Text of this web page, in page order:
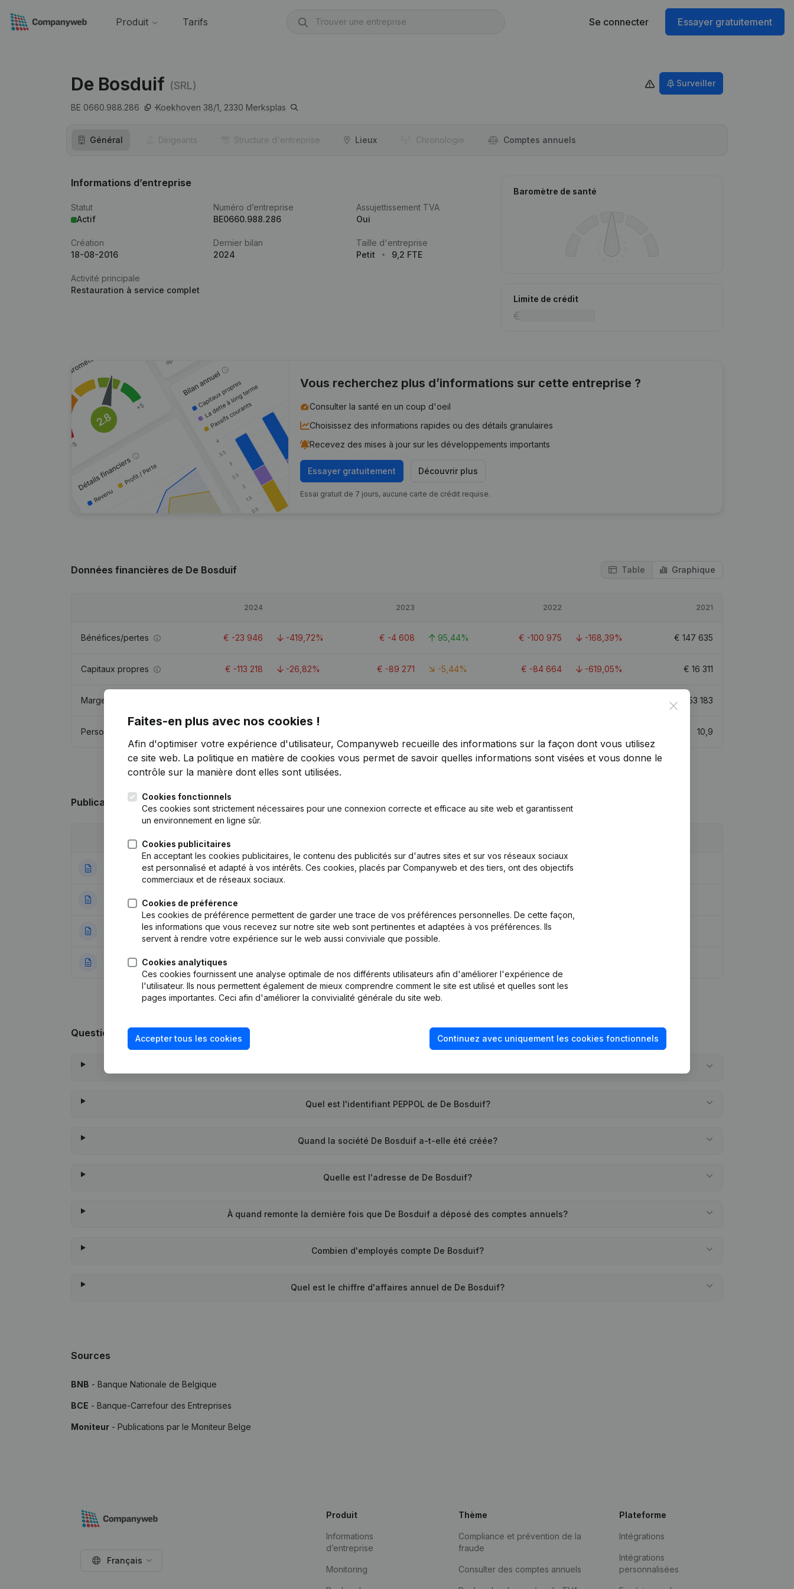
Produit Tarifs Se connecter Essayer gratuitement
De Bosduif (SRL)
BE 0660.988.286 Koekhoven 38/1, 2330 Merksplas
Surveiller
Général Dirigeants Structure d'entreprise Lieux Chronologie Comptes annuels
Informations d’entreprise
Statut
Actif
Numéro d’entreprise
BE0660.988.286
Assujettissement TVA
Oui
Création
18-08-2016
Dernier bilan
2024
Taille d'entreprise
Petit
9,2 FTE
Activité principale
Restauration à service complet
Baromètre de santé
Limite de crédit
Vous recherchez plus d’informations sur cette entreprise ?
Consulter la santé en un coup d'oeil
Choisissez des informations rapides ou des détails granulaires
Recevez des mises à jour sur les développements importants
Essayer gratuitement Découvrir plus
Essai gratuit de 7 jours, aucune carte de crédit requise.
Données financières de De Bosduif Table Graphique
2024 2023 2022 2021
Bénéfices/pertes € -23 946 -419,72% € -4 608 95,44% € -100 975 -168,39% € 147 635
Capitaux propres € -113 218 -26,82% € -89 271 -5,44% € -84 664 -619,05% € 16 311
Marge brute € 653 183
Personnel 10,9
Publicationsde De Bosduif
Publication
07-11-2023 Statuts (Traduction, Coordination, Autres Modifications, …) - Modification Forme Juridique - Demissions - Nominations
16-02-2022 Demissions - Nominations
19-06-2018 Appellation - Siège Social - But - Demissions - Nominations - Assemblée générale - Année comptable
22-08-2016 Rubrique Constitution (Nouvelle Personne Morale, Ouverture Succursale, etc...)
Questions fréquemment posées
Quel est l'identifiant PEPPOL de De Bosduif?
Quand la société De Bosduif a-t-elle été créée?
Quelle est l'adresse de De Bosduif?
À quand remonte la dernière fois que De Bosduif a déposé des comptes annuels?
Combien d'employés compte De Bosduif?
Quel est le chiffre d'affaires annuel de De Bosduif?
Sources
BNB - Banque Nationale de Belgique
BCE - Banque-Carrefour des Entreprises
Moniteur - Publications par le Moniteur Belge
Close
Faites-en plus avec nos cookies !
Afin d'optimiser votre expérience d'utilisateur, Companyweb recueille des informations sur la façon dont vous utilisez
ce site web. La politique en matière de cookies vous permet de savoir quelles informations sont visées et vous donne le
contrôle sur la manière dont elles sont utilisées.
Cookies fonctionnels
Ces cookies sont strictement nécessaires pour une connexion correcte et efficace au site web et garantissent
un environnement en ligne sûr.
Cookies publicitaires
En acceptant les cookies publicitaires, le contenu des publicités sur d'autres sites et sur vos réseaux sociaux
est personnalisé et adapté à vos intérêts. Ces cookies, placés par Companyweb et des tiers, ont des objectifs
commerciaux et de réseaux sociaux.
Cookies de préférence
Les cookies de préférence permettent de garder une trace de vos préférences personnelles. De cette façon,
les informations que vous recevez sur notre site web sont pertinentes et adaptées à vos préférences. Ils
servent à rendre votre expérience sur le web aussi conviviale que possible.
Cookies analytiques
Ces cookies fournissent une analyse optimale de nos différents utilisateurs afin d'améliorer l'expérience de
l'utilisateur. Ils nous permettent également de mieux comprendre comment le site est utilisé et quelles sont les
pages importantes. Ceci afin d'améliorer la convivialité générale du site web.
Accepter tous les cookies Continuez avec uniquement les cookies fonctionnels
Français
Produit
Informations
d’entreprise
Monitoring
Thème
Compliance et prévention de la
fraude
Consulter des comptes annuels
Plateforme
Intégrations
Intégrations
personnalisées